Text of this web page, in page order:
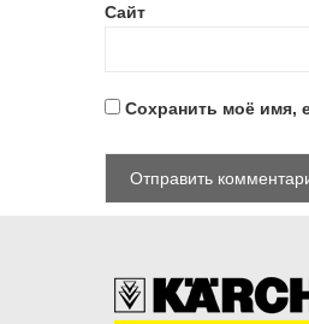
Сайт
Сохранить моё имя,